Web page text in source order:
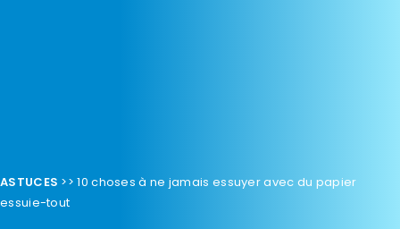
ASTUCES >>10 choses à ne jamais essuyer avec du papier
essuie-tout